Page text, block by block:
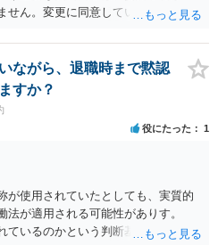
せん。変更に同意していないのであ
ばならない」との定め自体は有効で
で３カ月働かなければならないとい
との話し合いが平行線をたどるよう
士に直接ご相談されることをお勧
そも業務委託ではなく雇用契約であ
ながら、退職時まで黙認
すか？
役にたった 1
が使用されていたとしても、実質的
法が適用される可能性がありす。
ているのかという判断基準は、労働